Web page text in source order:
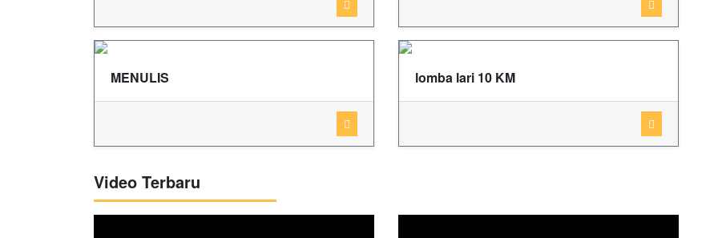
MENULIS lomba lari 10 KM
Video Terbaru